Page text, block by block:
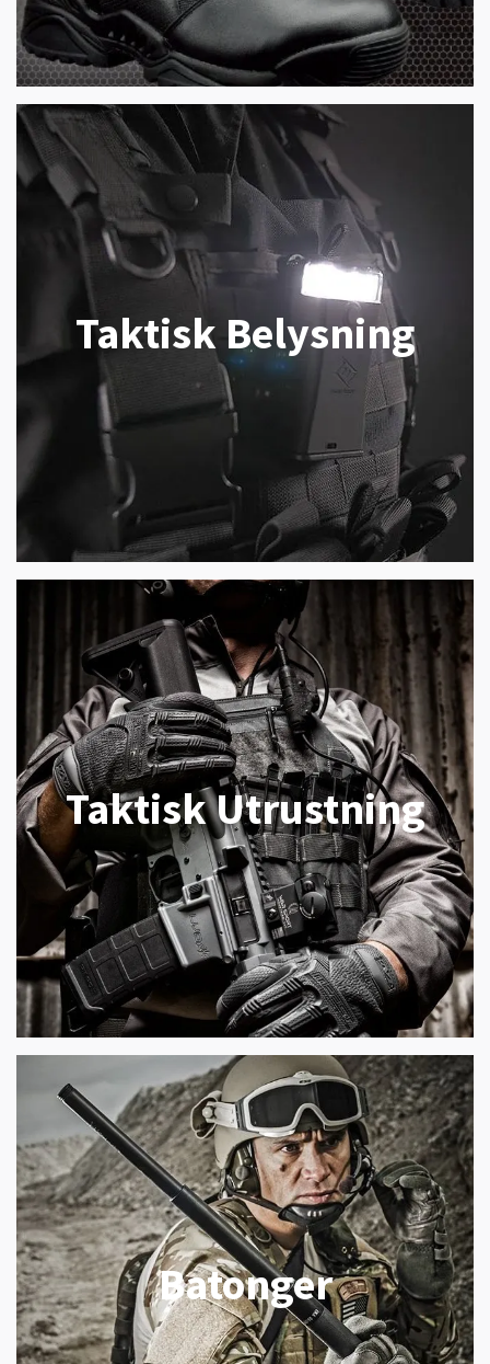
Taktisk Belysning
Taktisk Utrustning
Batonger